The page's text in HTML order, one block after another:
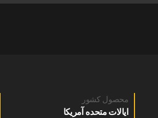
محصول کشور
ایالات متحده آمریکا